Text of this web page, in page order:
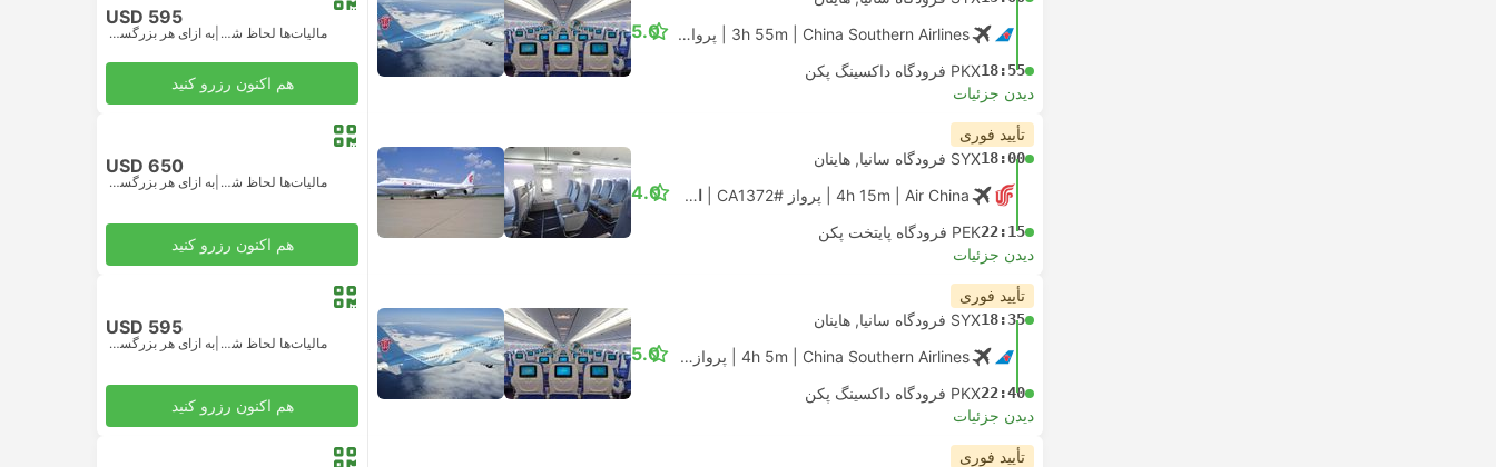
3h 55m | China Southern Airlines پرواز #CZ8938 |اقتصادی
18:55PKX فرودگاه داکسینگ پکن
5.0
دیدن جزئیات
USD 595
مالیات‌ها لحاظ شده | به ازای هر بزرگسال
هم اکنون رزرو کنید
تأیید فوری
18:00SYX فرودگاه سانیا, هاینان
4h 15m | Air China پرواز #CA1372 اقتصادی
22:15PEK فرودگاه پایتخت پکن
4.0
دیدن جزئیات
USD 650
مالیات‌ها لحاظ شده | به ازای هر بزرگسال
هم اکنون رزرو کنید
تأیید فوری
18:35SYX فرودگاه سانیا, هاینان
4h 5m | China Southern Airlines پرواز #CZ6717 |اقتصادی
22:40PKX فرودگاه داکسینگ پکن
5.0
دیدن جزئیات
USD 595
مالیات‌ها لحاظ شده | به ازای هر بزرگسال
هم اکنون رزرو کنید
تأیید فوری